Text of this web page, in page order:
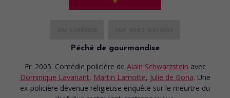
Péché de gourmandise
Fr. 2005. Comédie policière de Alain Schwarzstein avec
Dominique Lavanant, Martin Lamotte, Julie de Bona. Une
ex-policière devenue religieuse enquête sur le meurtre du